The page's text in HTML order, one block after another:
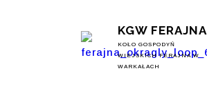
KGW FERAJNA
KOŁO GOSPODYŃ
WIEJSKICH FERAJNA W
WARKAŁACH